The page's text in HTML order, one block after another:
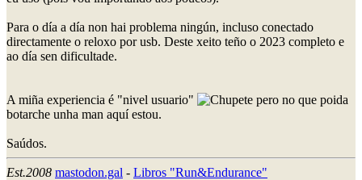
Para o día a día non hai problema ningún, incluso conectado
directamente o reloxo por usb. Deste xeito teño o 2023 completo e
ao día sen dificultade.
A miña experiencia é "nivel usuario"
pero no que poida
botarche unha man aquí estou.
Saúdos.
Est.2008 mastodon.gal - Libros "Run&Endurance"